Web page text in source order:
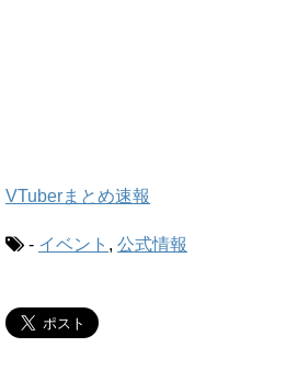
VTuberまとめ速報
- イベント , 公式情報